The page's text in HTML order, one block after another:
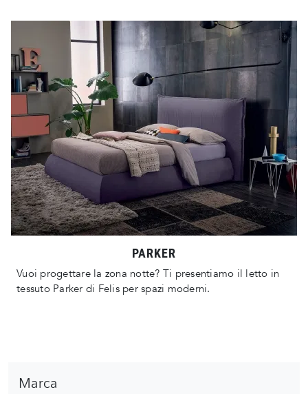
PARKER
Vuoi progettare la zona notte? Ti presentiamo il letto in
tessuto Parker di Felis per spazi moderni.
Marca